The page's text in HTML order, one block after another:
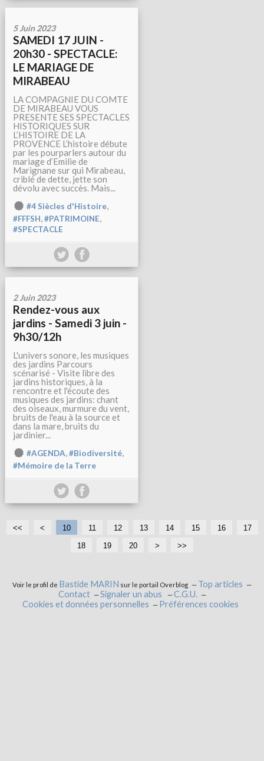
5 Juin 2023
SAMEDI 17 JUIN -
20h30 - SPECTACLE:
LE MARIAGE DE
MIRABEAU
LA COMPAGNIE DU COMTE
DE MIRABEAU VOUS
PRESENTE SES SPECTACLES
HISTORIQUES SUR
L’HISTOIRE DE LA
PROVENCE L’histoire débute
par les pourparlers autour du
mariage d’Emilie de
Marignane sur qui Mirabeau,
criblé de dette, jette son
dévolu avec succès. Mais...
#4 Siècles d'Histoire,
#FFFSH,#PATRIMOINE,
#SPECTACLE
2 Juin 2023
Rendez-vous aux
jardins - Samedi 3 juin -
9h30/12h
L'univers sonore, les musiques
des jardins Parcours
scénarisé - Visite libre des
jardins historiques, à la
rencontre et l'écoute des
musiques des jardins: chant
des oiseaux, murmure du vent,
bruits de l'eau à la source et
dans la mare, bruits du
jardinier...
#AGENDA,#Biodiversité,
#Mémoire de la Terre
<< < 10 11 12 13 14 15 16
17
18
19 20 > >>
Voir le profil de Bastide MARIN sur le portail Overblog
Top articles
Contact
Signaler un abus
C.G.U.
Cookies et données personnelles
Préférences cookies